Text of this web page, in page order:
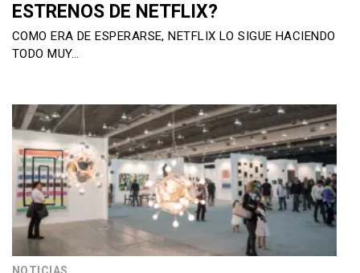
ESTRENOS DE NETFLIX?
COMO ERA DE ESPERARSE, NETFLIX LO SIGUE HACIENDO
TODO MUY…
NOTICIAS